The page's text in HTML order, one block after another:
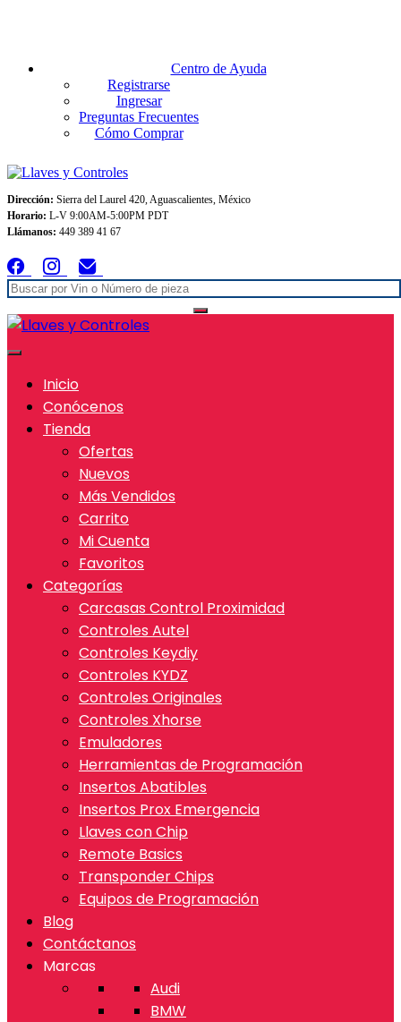
Centro de Ayuda
Registrarse
Ingresar
Preguntas Frecuentes
Cómo Comprar
Dirección: Sierra del Laurel 420, Aguascalientes, México
Horario: L-V 9:00AM-5:00PM PDT
Llámanos: 449 389 41 67
Inicio
Conócenos
Tienda
Ofertas
Nuevos
Más Vendidos
Carrito
Mi Cuenta
Favoritos
Categorías
Carcasas Control Proximidad
Controles Autel
Controles Keydiy
Controles KYDZ
Controles Originales
Controles Xhorse
Emuladores
Herramientas de Programación
Insertos Abatibles
Insertos Prox Emergencia
Llaves con Chip
Remote Basics
Transponder Chips
Equipos de Programación
Blog
Contáctanos
Marcas
Audi
BMW